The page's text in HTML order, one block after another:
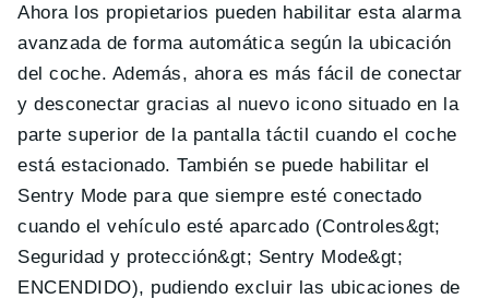
Ahora los propietarios pueden habilitar esta alarma
avanzada de forma automática según la ubicación
del coche. Además, ahora es más fácil de conectar
y desconectar gracias al nuevo icono situado en la
parte superior de la pantalla táctil cuando el coche
está estacionado. También se puede habilitar el
Sentry Mode para que siempre esté conectado
cuando el vehículo esté aparcado (Controles&gt;
Seguridad y protección&gt; Sentry Mode&gt;
ENCENDIDO), pudiendo excluir las ubicaciones de